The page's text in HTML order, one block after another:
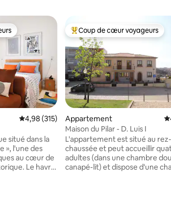
les plus appréciés
Évaluation moyenne sur la base de 315
4,98 (315)
situé dans la
», l'une des
au cœur de
Le havre
Coups de cœur voyageurs les
Coup de cœur voyageurs
Appartement
Maison du Pilar - D. Luis I
L'appartement est situé au
chaussée et peut accueillir
adultes (dans une chambre
canapé-lit) et dispose d'une